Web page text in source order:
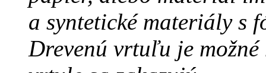
a syntetické materiály s
Drevenú vrtuľu je